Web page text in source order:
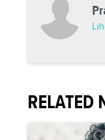
RELATED